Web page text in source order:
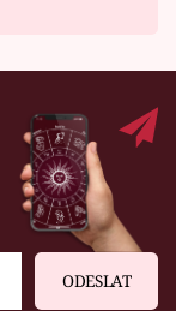
ODESLAT